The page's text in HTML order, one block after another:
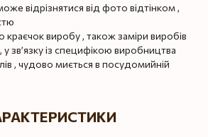
відрізнятися від фото відтінком ,
краєчок виробу , також заміри виробів
у зв’язку із специфікою виробництва
, чудово миється в посудомийній